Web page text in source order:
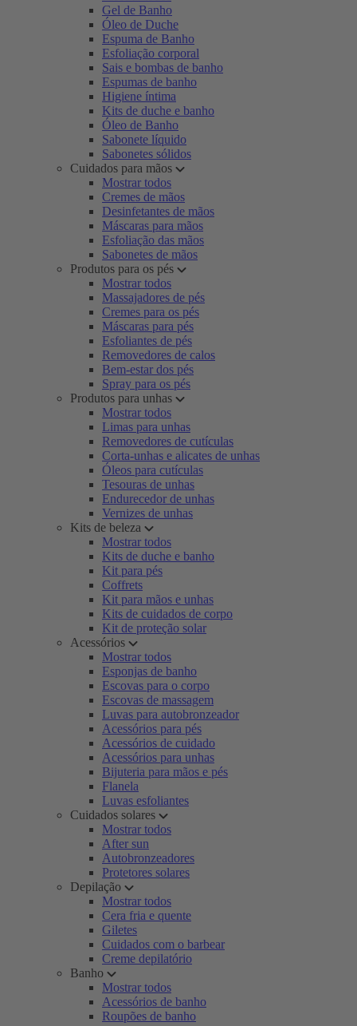
Gel de Banho
Óleo de Duche
Espuma de Banho
Esfoliação corporal
Sais e bombas de banho
Espumas de banho
Higiene íntima
Kits de duche e banho
Óleo de Banho
Sabonete líquido
Sabonetes sólidos
Cuidados para mãos
Mostrar todos
Cremes de mãos
Desinfetantes de mãos
Máscaras para mãos
Esfoliação das mãos
Sabonetes de mãos
Produtos para os pés
Mostrar todos
Massajadores de pés
Cremes para os pés
Máscaras para pés
Esfoliantes de pés
Removedores de calos
Bem-estar dos pés
Spray para os pés
Produtos para unhas
Mostrar todos
Limas para unhas
Removedores de cutículas
Corta-unhas e alicates de unhas
Óleos para cutículas
Tesouras de unhas
Endurecedor de unhas
Vernizes de unhas
Kits de beleza
Mostrar todos
Kits de duche e banho
Kit para pés
Coffrets
Kit para mãos e unhas
Kits de cuidados de corpo
Kit de proteção solar
Acessórios
Mostrar todos
Esponjas de banho
Escovas para o corpo
Escovas de massagem
Luvas para autobronzeador
Acessórios para pés
Acessórios de cuidado
Acessórios para unhas
Bijuteria para mãos e pés
Flanela
Luvas esfoliantes
Cuidados solares
Mostrar todos
After sun
Autobronzeadores
Protetores solares
Depilação
Mostrar todos
Cera fria e quente
Giletes
Cuidados com o barbear
Creme depilatório
Banho
Mostrar todos
Acessórios de banho
Roupões de banho